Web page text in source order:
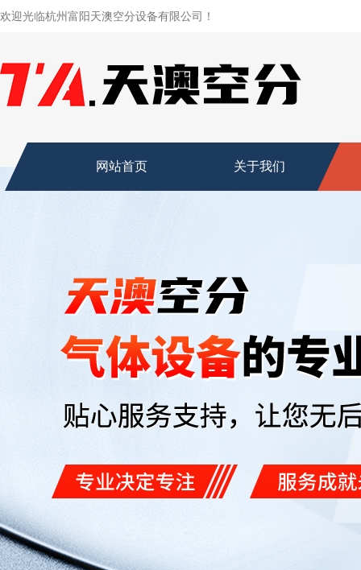
欢迎光临杭州富阳天澳空分设备有限公司！
网站首页 关于我们